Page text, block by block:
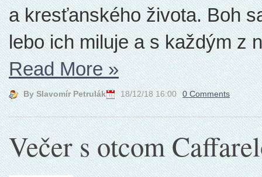
a kresťanského života. Boh
lebo ich miluje a s každým z
Read More»
By Slavomír Petrulák 18/12/18 16:00 0 Comments
Večer s otcom